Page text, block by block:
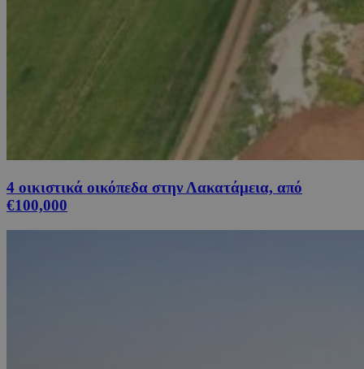
4 οικιστικά οικόπεδα στην Λακατάμεια, από
€100,000